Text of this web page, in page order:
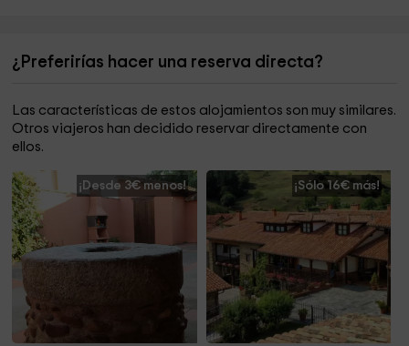
¿Preferirías hacer una reserva directa?
Las características de estos alojamientos son muy similares.
Otros viajeros han decidido reservar directamente con
ellos.
¡Desde 3€ menos! ¡Sólo 16€ más!